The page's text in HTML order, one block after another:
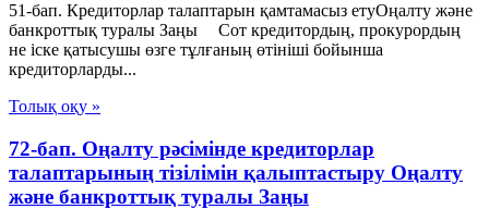
51-бап. Кредиторлар талаптарын қамтамасыз етуОңалту және
банкроттық туралы Заңы Сот кредитордың, прокурордың
не iске қатысушы өзге тұлғаның өтiнiшi бойынша
кредиторларды...
Толық оқу »
72-бап. Оңалту рәсімінде кредиторлар
талаптарының тізілімін қалыптастыру Оңалту
және банкроттық туралы Заңы